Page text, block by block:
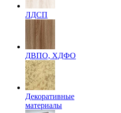
ЛДСП
ДВПО, ХДФО
Декоративные
материалы